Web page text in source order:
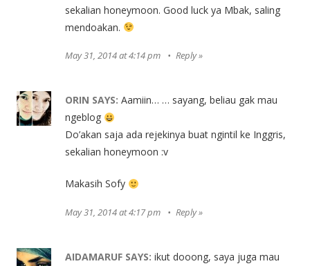
sekalian honeymoon. Good luck ya Mbak, saling
mendoakan.
May 31, 2014 at 4:14 pm Reply
ORIN SAYS: Aamiin… … sayang, beliau gak mau
ngeblog
Do’akan saja ada rejekinya buat ngintil ke Inggris,
sekalian honeymoon :v
Makasih Sofy
May 31, 2014 at 4:17 pm Reply
AIDAMARUF SAYS: ikut dooong, saya juga mau